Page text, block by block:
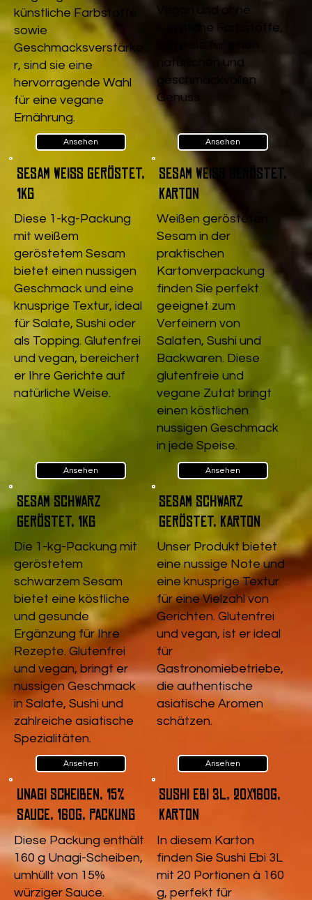
künstliche Farbstoffe
sowie
Geschmacksverstärke
r, sind sie eine
hervorragende Wahl
für eine vegane
Ernährung.
Ansehen
Vegan und ohne
künstliche Farbstoffe,
sorgt sie für einen
natürlichen und
geschmackvollen
Genuss.
Ansehen
Sesam weiß geröstet,
1kg
Diese 1-kg-Packung
mit weißem
geröstetem Sesam
bietet einen nussigen
Geschmack und eine
knusprige Textur, ideal
für Salate, Sushi oder
als Topping. Glutenfrei
und vegan, bereichert
er Ihre Gerichte auf
natürliche Weise.
Ansehen
Sesam weiß geröstet,
Karton
Weißen gerösteten
Sesam in der
praktischen
Kartonverpackung
finden Sie perfekt
geeignet zum
Verfeinern von
Salaten, Sushi und
Backwaren. Diese
glutenfreie und
vegane Zutat bringt
einen köstlichen
nussigen Geschmack
in jede Speise.
Ansehen
Sesam schwarz
geröstet, 1kg
Die 1-kg-Packung mit
geröstetem
schwarzem Sesam
bietet eine köstliche
und gesunde
Ergänzung für Ihre
Rezepte. Glutenfrei
und vegan, bringt er
nussigen Geschmack
in Salate, Sushi und
zahlreiche asiatische
Spezialitäten.
Ansehen
Sesam schwarz
geröstet, Karton
Unser Produkt bietet
eine nussige Note und
eine knusprige Textur
für eine Vielzahl von
Gerichten. Glutenfrei
und vegan, ist er ideal
für
Gastronomiebetriebe,
die authentische
asiatische Aromen
schätzen.
Ansehen
Unagi Scheiben, 15%
Sauce, 160g, Packung
Diese Packung enthält
160 g Unagi-Scheiben,
umhüllt von 15%
würziger Sauce.
Sushi Ebi 3L, 20x160g,
Karton
In diesem Karton
finden Sie Sushi Ebi 3L
mit 20 Portionen à 160
g, perfekt für